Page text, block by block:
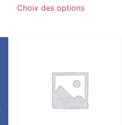
Choix des options